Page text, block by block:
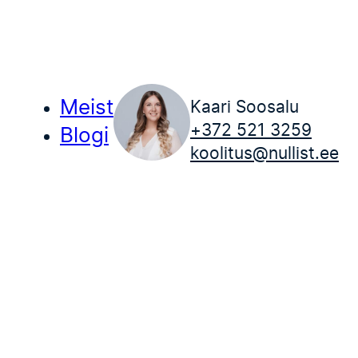
Meist
Blogi
Kaari Soosalu
+372 521 3259
koolitus@nullist.ee